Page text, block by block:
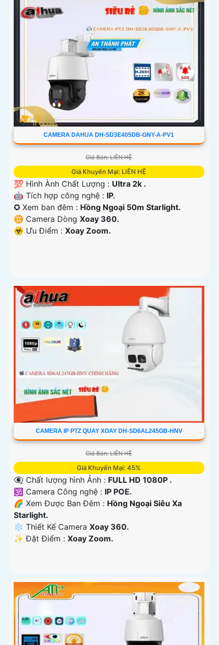
CAMERA DAHUA DH-SD3E405DB-GNY-A-PV1
Giá Bán: LIÊN HỆ
Giá Khuyến Mại: LIÊN HỆ
💯 Hình Ành Chất Lượng : Ultra 2k .
🤖️ Tích hợp công nghệ : IP.
✪ Xem ban đêm : Hồng Ngoại 50m Starlight.
♊ Camera Dòng Xoay 360.
️☣️ Ưu Điểm : Xoay Zoom.
CAMERA IP PTZ QUAY XOAY DH-SD6AL245GB-HNV
Giá Bán: LIÊN HỆ
Giá Khuyến Mại: 45%
👁️‍🗨 Chất lượng hình Ảnh : FULL HD 1080P .
🕉️ Camera Công nghệ : IP POE.
🌈 Xem Được Ban Đêm : Hồng Ngoại Siêu Xa
Starlight.
❄ Thiết Kế Camera Xoay 360.
️✨ Đặt Điểm : Xoay Zoom.